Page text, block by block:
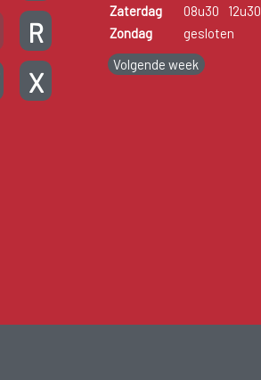
R
X
Zaterdag
08u30
12u30
Zondag
gesloten
Volgende week